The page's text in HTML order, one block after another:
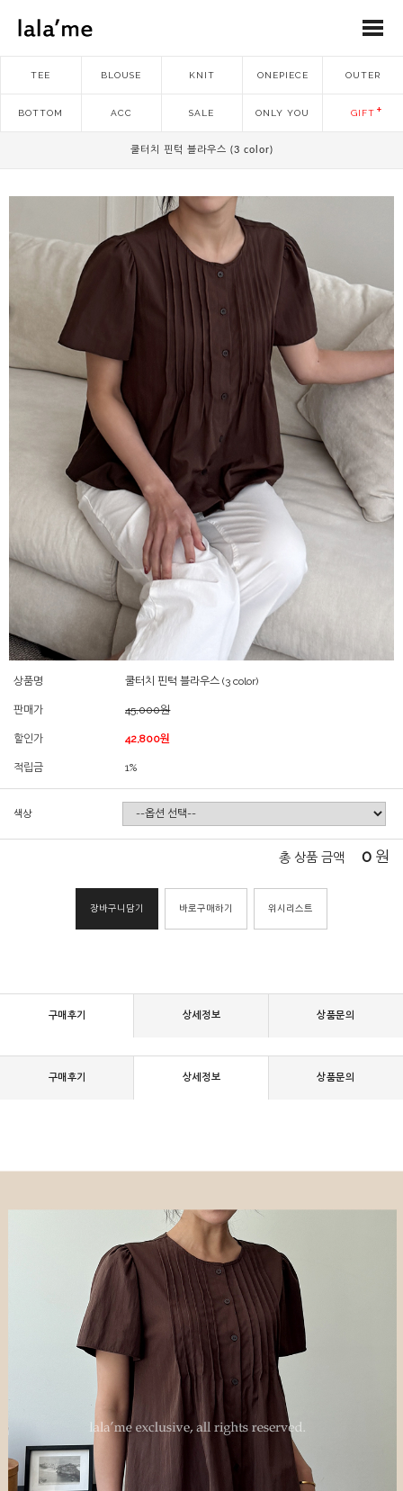
TEE BLOUSE KNIT ONEPIECE OUTER
BOTTOM ACC SALE ONLY YOU GIFT
쿨터치 핀턱 블라우스 (3 color)
상품명 쿨터치 핀턱 블라우스 (3 color)
판매가 45,000원
할인가 42,800원
적립금 1%
색상
총 상품 금액 0 원
장바구니담기 바로구매하기 위시리스트
구매후기 상세정보 상품문의
구매후기 상세정보 상품문의